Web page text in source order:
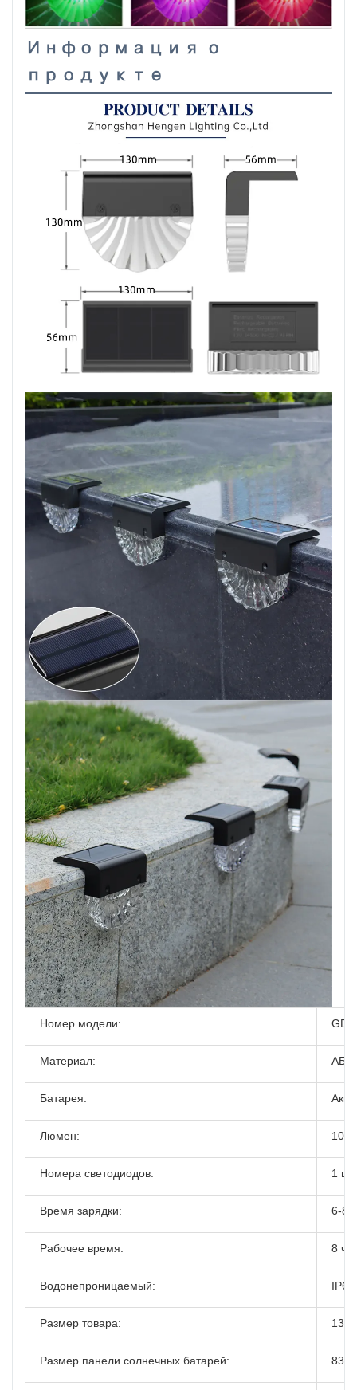
Информация о
продукте
Номер модели: GD-
Материал:
Батарея:
Люмен:
Номера светодиодов: 1
Время зарядки: 6-8
Рабочее время: 8
Водонепроницаемый: IP66
Размер товара:
Размер панели солнечных батарей: